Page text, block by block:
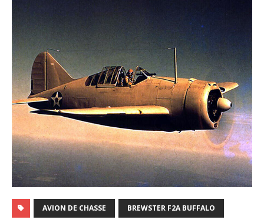
AVION DE CHASSE BREWSTER F2A BUFFALO